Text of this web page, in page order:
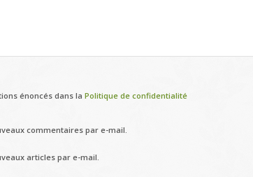
énoncés dans la Politique de confidentialité
commentaires par e-mail.
articles par e-mail.